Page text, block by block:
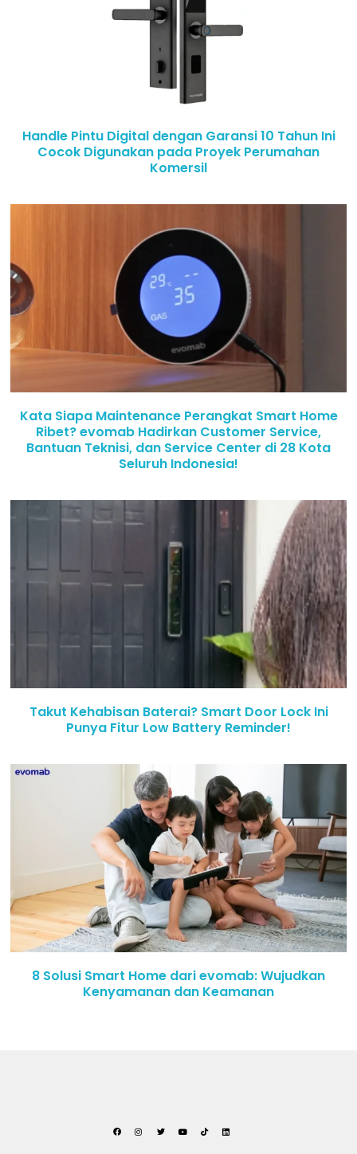
Handle Pintu Digital dengan Garansi 10 Tahun Ini
Cocok Digunakan pada Proyek Perumahan
Komersil
Kata Siapa Maintenance Perangkat Smart Home
Ribet? evomab Hadirkan Customer Service,
Bantuan Teknisi, dan Service Center di 28 Kota
Seluruh Indonesia!
Takut Kehabisan Baterai? Smart Door Lock Ini
Punya Fitur Low Battery Reminder!
8 Solusi Smart Home dari evomab: Wujudkan
Kenyamanan dan Keamanan